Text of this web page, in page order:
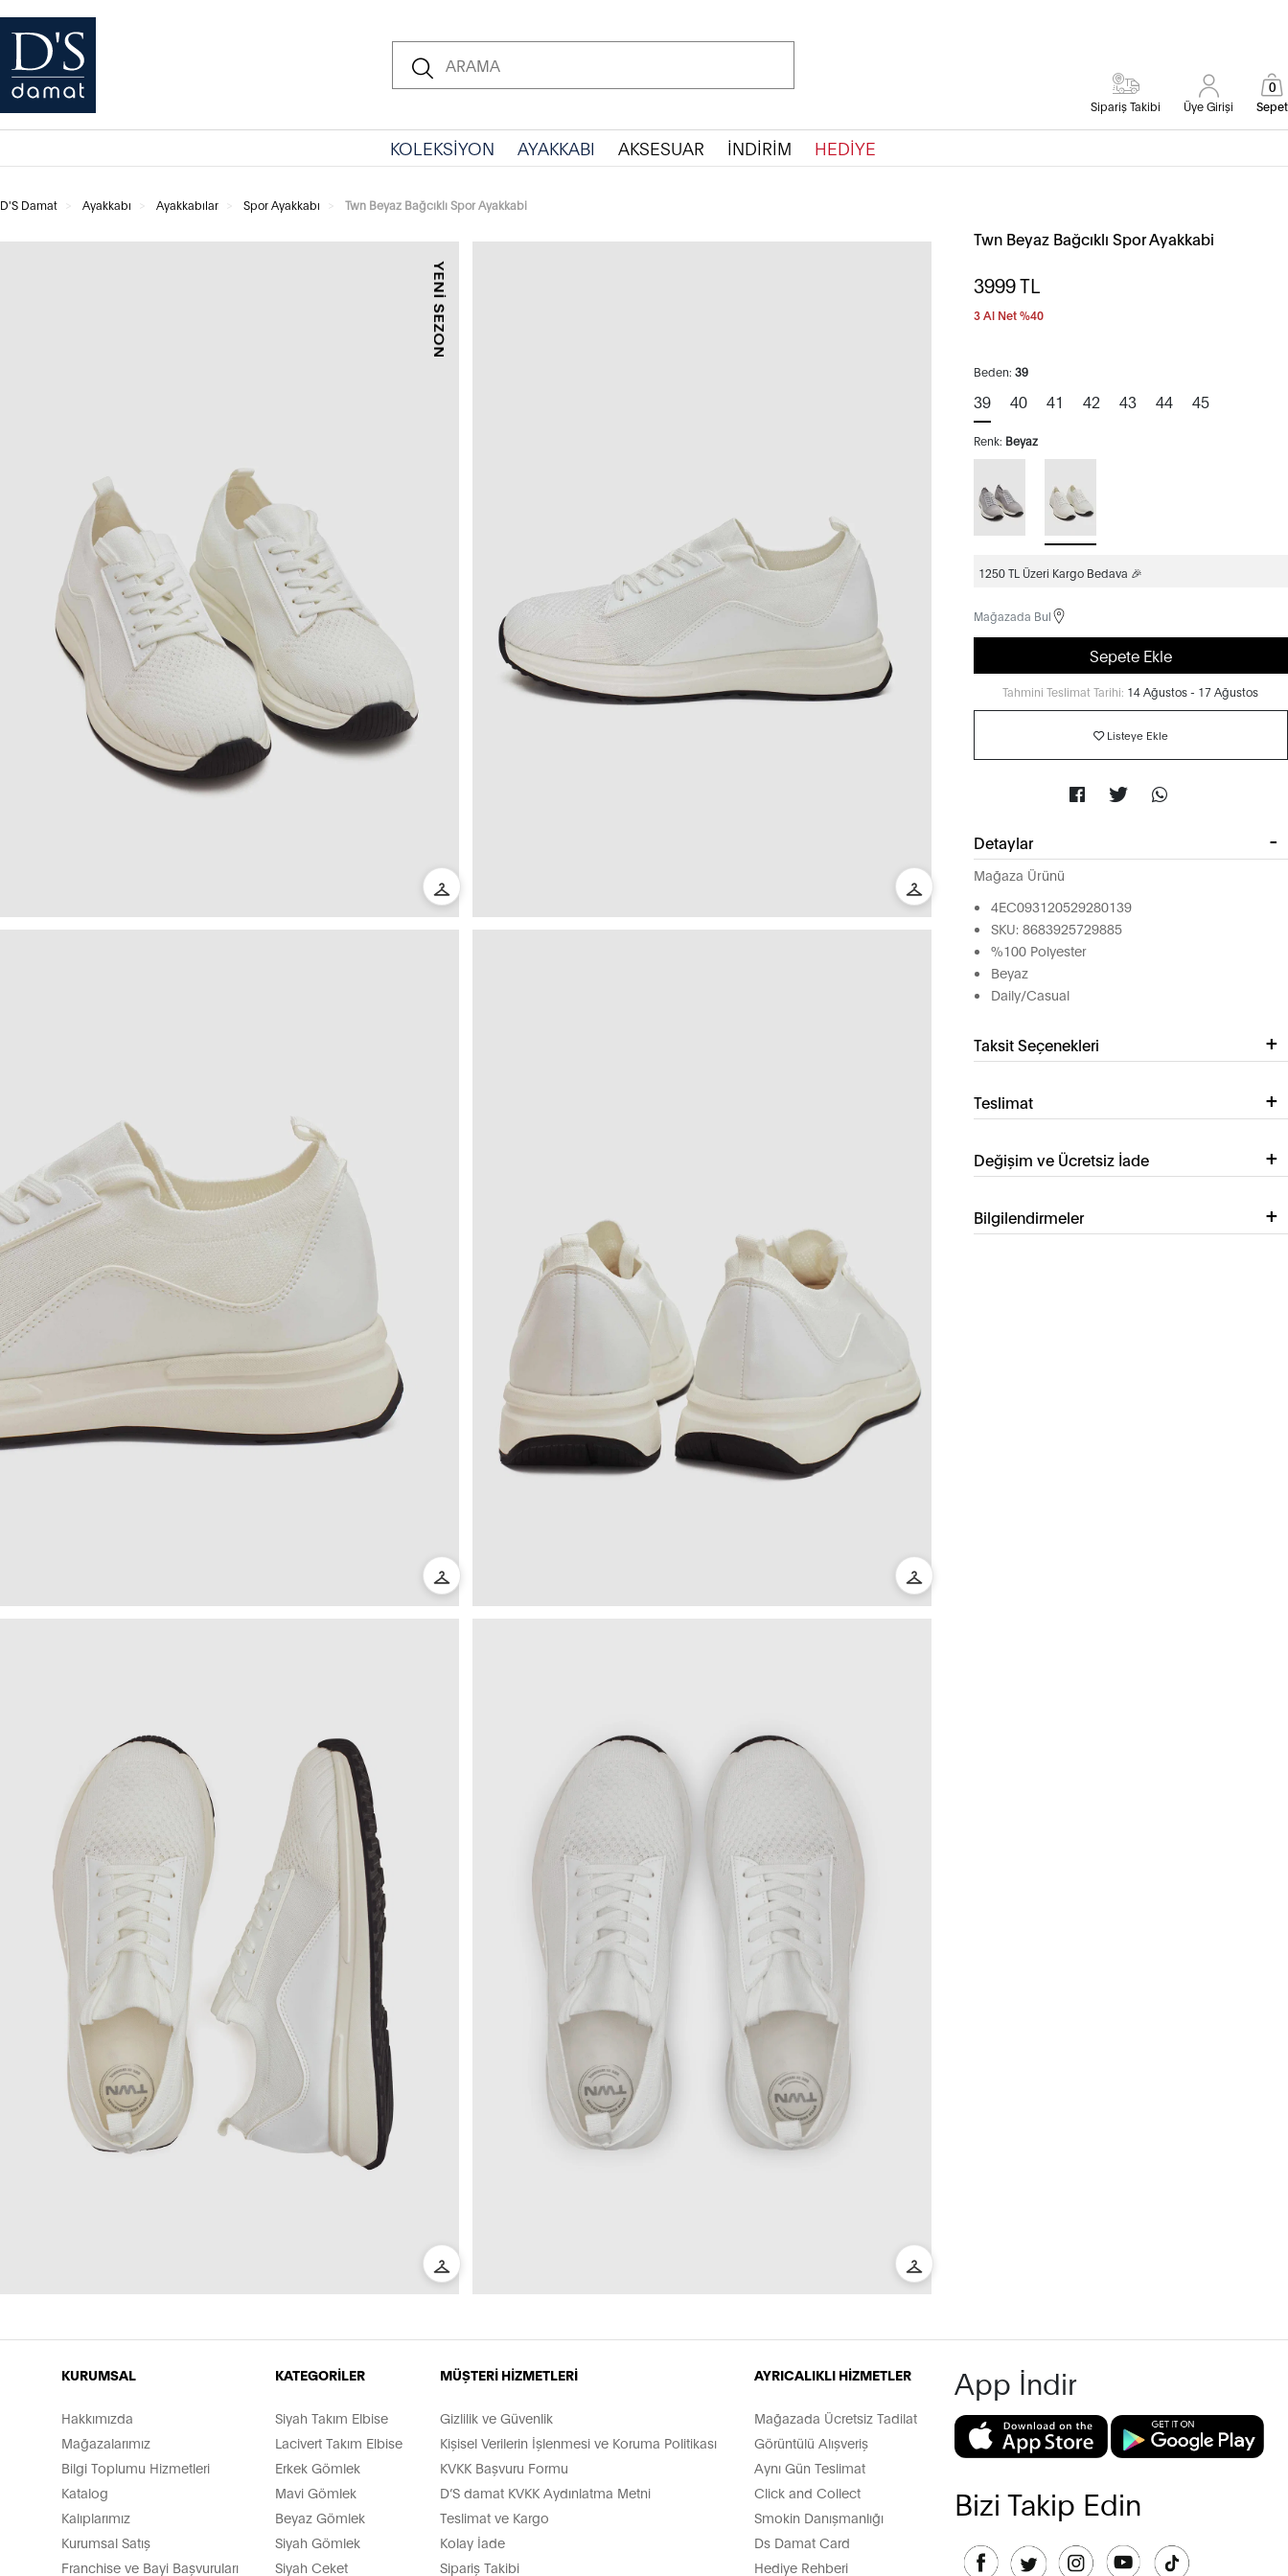
Sipariş Takibi Üye Girişi Sepet
0
KOLEKSİYON AYAKKABI AKSESUAR İNDİRİM HEDİYE
D'S Damat Ayakkabı Ayakkabılar Spor Ayakkabı Twn Beyaz Bağcıklı Spor Ayakkabi
Twn Beyaz Bağcıklı Spor Ayakkabi
3999TL
3 Al Net %40
Beden: 39
39 40 41 42 43 44 45
Renk: Beyaz
1250 TL Üzeri Kargo Bedava 🎉
Mağazada Bul
Sepete Ekle
Tahmini Teslimat Tarihi: 14 Ağustos - 17 Ağustos
Listeye Ekle
Detaylar
Mağaza Ürünü
4EC093120529280139
SKU: 8683925729885
%100 Polyester
Beyaz
Daily/Casual
Taksit Seçenekleri
Teslimat
Değişim ve Ücretsiz İade
Bilgilendirmeler
KURUMSAL
Hakkımızda
Mağazalarımız
Bilgi Toplumu Hizmetleri
Katalog
Kalıplarımız
Kurumsal Satış
Franchise ve Bayi Başvuruları
KATEGORİLER
Siyah Takım Elbise
Lacivert Takım Elbise
Erkek Gömlek
Mavi Gömlek
Beyaz Gömlek
Siyah Gömlek
Siyah Ceket
MÜŞTERİ HİZMETLERİ
Gizlilik ve Güvenlik
Kişisel Verilerin İşlenmesi ve Koruma Politikası
KVKK Başvuru Formu
D’S damat KVKK Aydınlatma Metni
Teslimat ve Kargo
Kolay İade
Sipariş Takibi
AYRICALIKLI HİZMETLER
Mağazada Ücretsiz Tadilat
Görüntülü Alışveriş
Aynı Gün Teslimat
Click and Collect
Smokin Danışmanlığı
Ds Damat Card
Hediye Rehberi
App İndir
Bizi Takip Edin